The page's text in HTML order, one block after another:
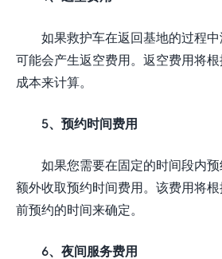
如果救护车在返回基地的过程中
可能会产生返空费用。返空费用将
成本来计算。
5、预约时间费用
如果您需要在固定的时间段内
额外收取预约时间费用。该费用将
前预约的时间来确定。
6、夜间服务费用